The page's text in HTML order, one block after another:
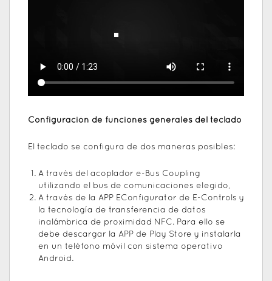
Configuración de funciones generales del teclado
El teclado se configura de dos maneras posibles:
A través del acoplador e-Bus Coupling
utilizando el bus de comunicaciones elegido,
A través de la APP EConfigurator de E-Controls y
la tecnología de transferencia de datos
inalámbrica de proximidad NFC. Para ello se
debe descargar la APP de Play Store y instalarla
en un teléfono móvil con sistema operativo
Android.